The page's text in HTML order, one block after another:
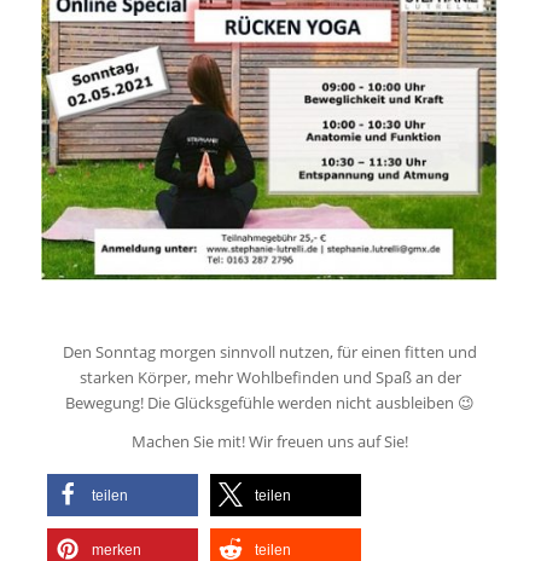
Den Sonntag morgen sinnvoll nutzen, für einen fitten und
starken Körper, mehr Wohlbefinden und Spaß an der
Bewegung! Die Glücksgefühle werden nicht ausbleiben 😉
Machen Sie mit! Wir freuen uns auf Sie!
teilen teilen
merken teilen